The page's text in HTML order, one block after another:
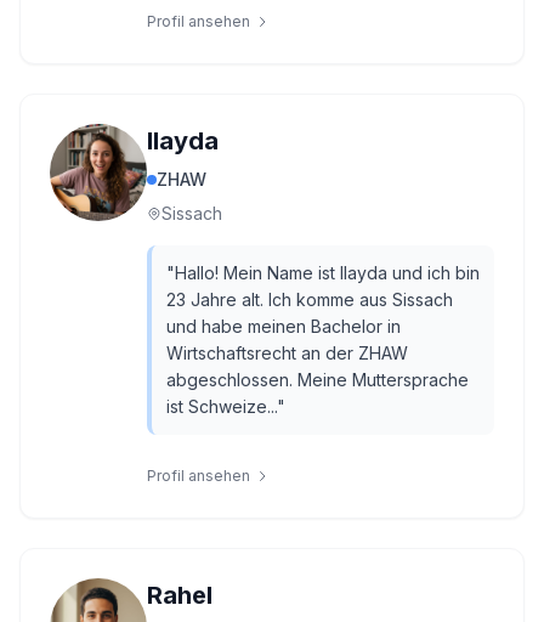
Profil ansehen
Ilayda
ZHAW
Sissach
"Hallo! Mein Name ist Ilayda und ich bin
23 Jahre alt. Ich komme aus Sissach
und habe meinen Bachelor in
Wirtschaftsrecht an der ZHAW
abgeschlossen. Meine Muttersprache
ist Schweize..."
Profil ansehen
Rahel